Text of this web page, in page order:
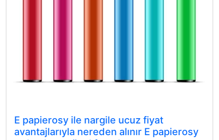
E papierosy ile nargile ucuz fiyat
avantajlarıyla nereden alınır E papierosy